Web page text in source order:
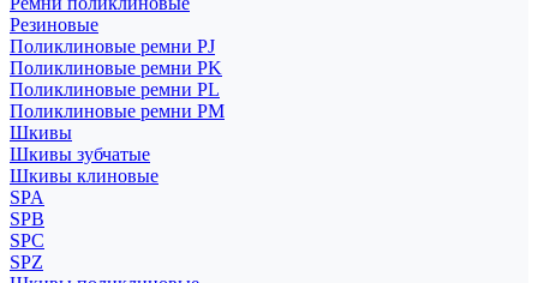
Резиновые
Поликлиновые ремни PJ
Поликлиновые ремни PK
Поликлиновые ремни PL
Поликлиновые ремни PM
Шкивы
Шкивы зубчатые
Шкивы клиновые
SPA
SPB
SPC
SPZ